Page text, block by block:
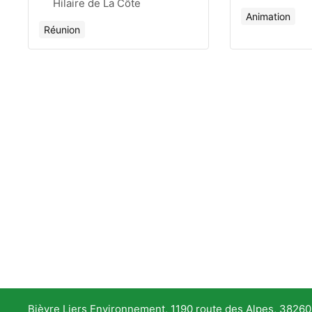
Hilaire de La Côte
Réunion
Animation
Bièvre Liers Environnement, 1190 route des Alpes,